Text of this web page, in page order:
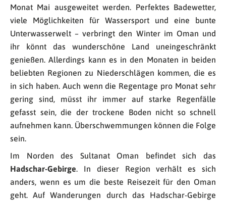
Monat Mai ausgeweitet werden. Perfektes Badewetter,
viele Möglichkeiten für Wassersport und eine bunte
Unterwasserwelt – verbringt den Winter im Oman und
ihr könnt das wunderschöne Land uneingeschränkt
genießen. Allerdings kann es in den Monaten in beiden
beliebten Regionen zu Niederschlägen kommen, die es
in sich haben. Auch wenn die Regentage pro Monat sehr
gering sind, müsst ihr immer auf starke Regenfälle
gefasst sein, die der trockene Boden nicht so schnell
aufnehmen kann. Überschwemmungen können die Folge
sein.
Im Norden des Sultanat Oman befindet sich das
Hadschar-Gebirge. In dieser Region verhält es sich
anders, wenn es um die beste Reisezeit für den Oman
geht. Auf Wanderungen durch das Hadschar-Gebirge